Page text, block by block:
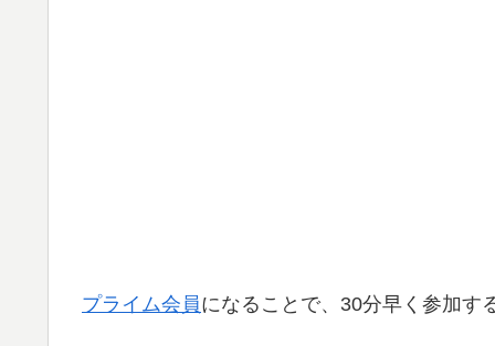
プライム会員になることで、30分早く参加す